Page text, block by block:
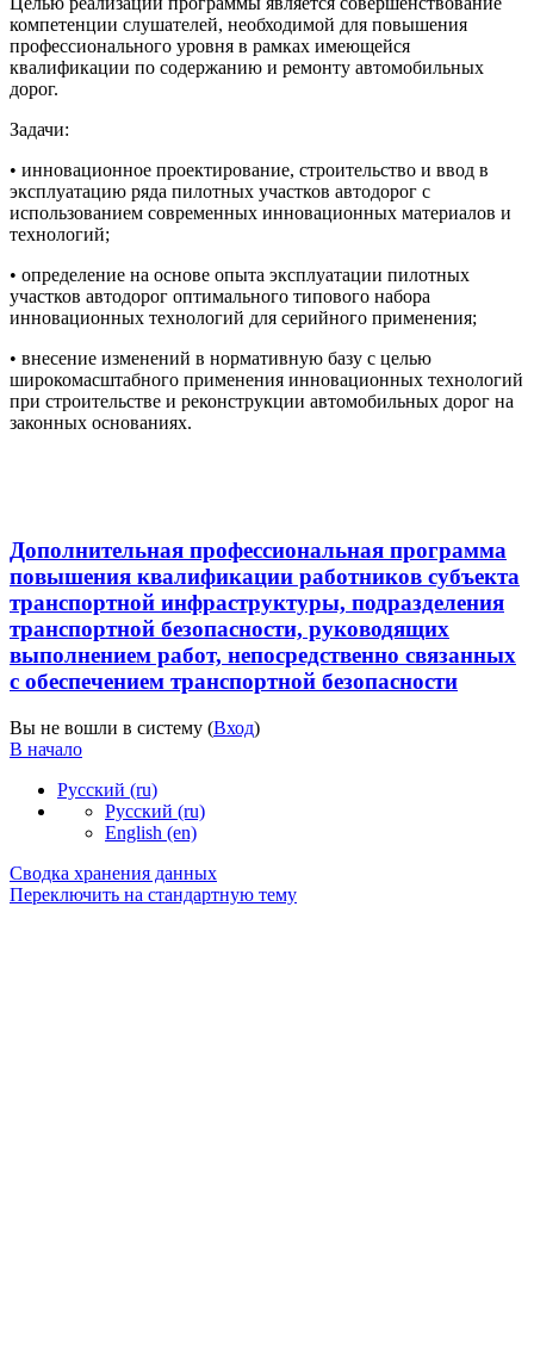
компетенции слушателей, необходимой для повышения
профессионального уровня в рамках имеющейся
квалификации по содержанию и ремонту автомобильных
дорог.
Задачи:
• инновационное проектирование, строительство и ввод в
эксплуатацию ряда пилотных участков автодорог с
использованием современных инновационных материалов и
технологий;
• определение на основе опыта эксплуатации пилотных
участков автодорог оптимального типового набора
инновационных технологий для серийного применения;
• внесение изменений в нормативную базу с целью
широкомасштабного применения инновационных технологий
при строительстве и реконструкции автомобильных дорог на
законных основаниях.
Дополнительная профессиональная программа
повышения квалификации работников субъекта
транспортной инфраструктуры, подразделения
транспортной безопасности, руководящих
выполнением работ, непосредственно связанных
с обеспечением транспортной безопасности
Вы не вошли в систему (Вход)
В начало
Русский ‎(ru)‎
Русский ‎(ru)‎
English ‎(en)‎
Сводка хранения данных
Переключить на стандартную тему